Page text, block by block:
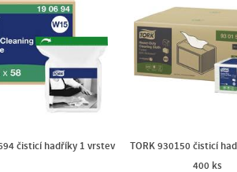
čisticí hadříky 1 vrstev
TORK 930150 čisticí
400 ks